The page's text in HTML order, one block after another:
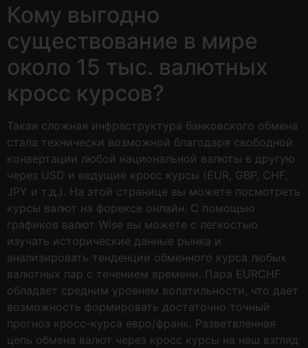
Кому выгодно
существование в мире
около 15 тыс. валютных
кросс курсов?
Такая сложная инфраструктура банковского обмена
стала технически возможной благодаря свободной
конвертации любой национальной валюты в другую
через USD и ведущие кросс курсы (EUR, GBP, CHF,
JPY и т.д.). На этой странице вы можете посмотреть
курсы валют на форексе онлайн. С помощью
графиков валют Wise вы можете с легкостью
изучать исторические данные рынка и
анализировать тенденции обменного курса любых
валютных пар с течением времени. Пара EURCHF
обладает средним уровнем волатильности, что дает
возможность формировать достаточно точный
прогноз кросс-курса евро/франк. Разветвленная
цепь обмена валют через кросс курсы на наш взгляд